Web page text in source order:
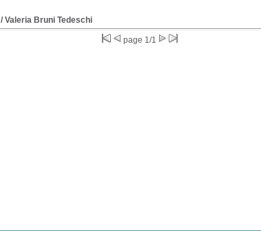
/ Valeria Bruni Tedeschi
page 1/1